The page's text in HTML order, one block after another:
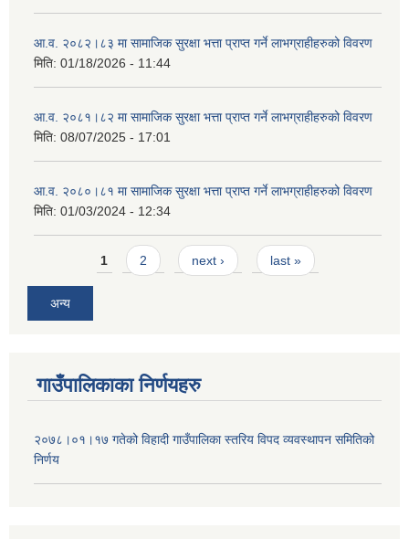
आ.व. २०८२।८३ मा सामाजिक सुरक्षा भत्ता प्राप्त गर्ने लाभग्राहीहरुको विवरण
मिति: 01/18/2026 - 11:44
आ.व. २०८१।८२ मा सामाजिक सुरक्षा भत्ता प्राप्त गर्ने लाभग्राहीहरुको विवरण
मिति: 08/07/2025 - 17:01
आ.व. २०८०।८१ मा सामाजिक सुरक्षा भत्ता प्राप्त गर्ने लाभग्राहीहरुको विवरण
मिति: 01/03/2024 - 12:34
Pages1 2 next › last »
अन्य
गाउँपालिकाका निर्णयहरु
२०७८।०१।१७ गतेको विहादी गाउँपालिका स्तरिय विपद व्यवस्थापन समितिको
निर्णय